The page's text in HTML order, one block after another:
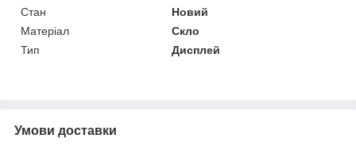
Стан
Новий
Матеріал
Скло
Тип
Дисплей
Умови доставки